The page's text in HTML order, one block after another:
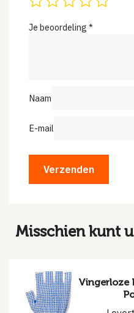
Je beoordeling *
Naam
E-mail
Misschien kunt
Vingerloze